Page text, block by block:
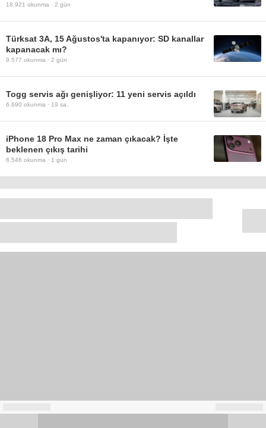
18.921 okunma · 2 gün
Türksat 3A, 15 Ağustos'ta kapanıyor: SD kanallar
kapanacak mı?
9.577 okunma · 2 gün
Togg servis ağı genişliyor: 11 yeni servis açıldı
6.690 okunma · 19 sa.
iPhone 18 Pro Max ne zaman çıkacak? İşte
beklenen çıkış tarihi
6.546 okunma · 1 gün